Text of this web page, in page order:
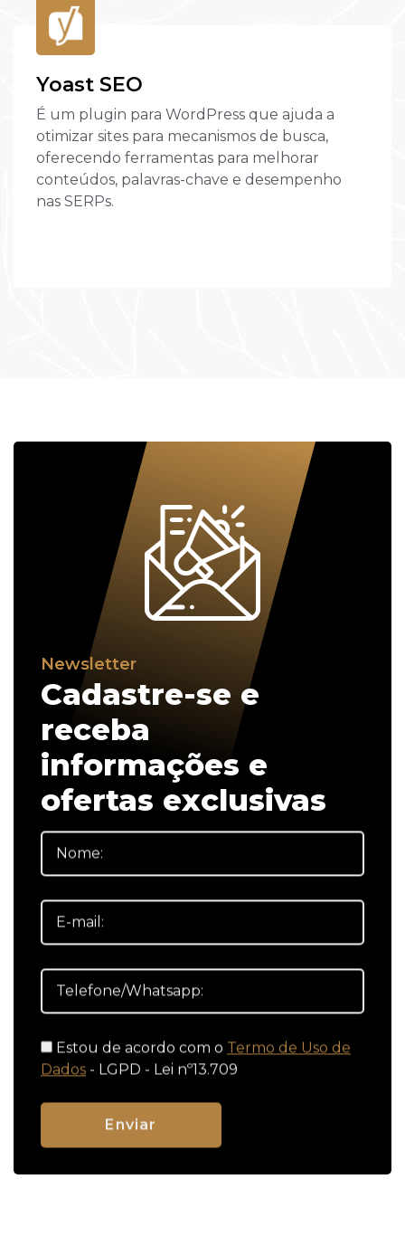
Yoast SEO
É um plugin para WordPress que ajuda a
otimizar sites para mecanismos de busca,
oferecendo ferramentas para melhorar
conteúdos, palavras-chave e desempenho
nas SERPs.
Newsletter
Cadastre-se e
receba
informações e
ofertas exclusivas
Estou de acordo com o Termo de Uso de
Dados - LGPD - Lei nº13.709